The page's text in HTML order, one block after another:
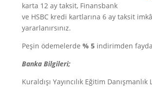
karta 12 ay taksit, Finansbank
ve HSBC kredi kartlarına 6 ay taksit
yararlanırsınız.
Peşin ödemelerde % 5indirimden
Banka Bilgileri;
Kuraldışı Yayıncılık Eğitim Danışmanlık